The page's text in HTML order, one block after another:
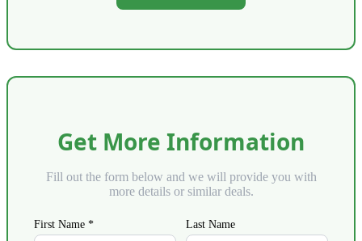
Get More Information
Fill out the form below and we will provide you with
more details or similar deals.
First Name * Last Name